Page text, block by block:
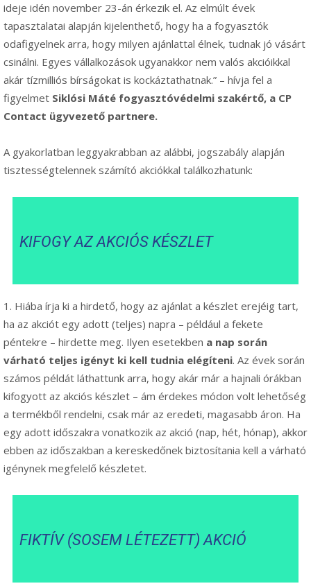
ideje idén november 23-án érkezik el. Az elmúlt évek
tapasztalatai alapján kijelenthető, hogy ha a fogyasztók
odafigyelnek arra, hogy milyen ajánlattal élnek, tudnak jó vásárt
csinálni. Egyes vállalkozások ugyanakkor nem valós akcióikkal
akár tízmilliós bírságokat is kockáztathatnak.” – hívja fel a
figyelmet Siklósi Máté fogyasztóvédelmi szakértő, a CP
Contact ügyvezető partnere.
A gyakorlatban leggyakrabban az alábbi, jogszabály alapján
tisztességtelennek számító akciókkal találkozhatunk:
KIFOGY AZ AKCIÓS KÉSZLET
1. Hiába írja ki a hirdető, hogy az ajánlat a készlet erejéig tart,
ha az akciót egy adott (teljes) napra – például a fekete
péntekre – hirdette meg. Ilyen esetekben a nap során
várható teljes igényt ki kell tudnia elégíteni. Az évek során
számos példát láthattunk arra, hogy akár már a hajnali órákban
kifogyott az akciós készlet – ám érdekes módon volt lehetőség
a termékből rendelni, csak már az eredeti, magasabb áron. Ha
egy adott időszakra vonatkozik az akció (nap, hét, hónap), akkor
ebben az időszakban a kereskedőnek biztosítania kell a várható
igénynek megfelelő készletet.
FIKTÍV (SOSEM LÉTEZETT) AKCIÓ